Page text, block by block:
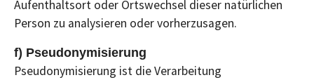
Aufenthaltsort oder Ortswechsel dieser natürlichen
Person zu analysieren oder vorherzusagen.
f) Pseudonymisierung
Pseudonymisierung ist die Verarbeitung